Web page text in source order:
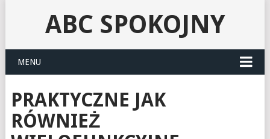
ABC SPOKOJNY
MENU
PRAKTYCZNE JAK
RÓWNIEŻ